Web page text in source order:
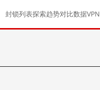
封锁列表探索趋势对比数据VPN